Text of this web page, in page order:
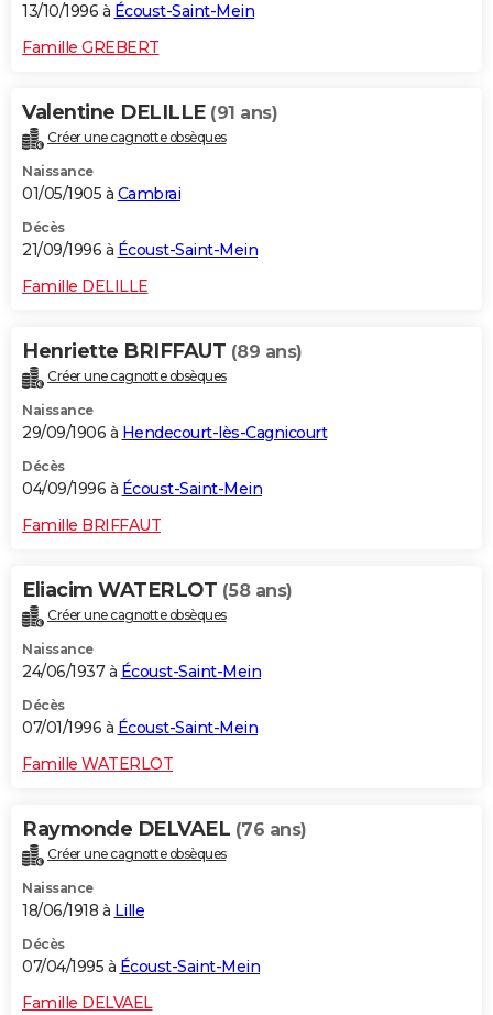
13/10/1996 à Écoust-Saint-Mein
Famille GREBERT
Valentine DELILLE (91 ans)
Créer une cagnotte obsèques
Naissance
01/05/1905 à Cambrai
Décès
21/09/1996 à Écoust-Saint-Mein
Famille DELILLE
Henriette BRIFFAUT (89 ans)
Créer une cagnotte obsèques
Naissance
29/09/1906 à Hendecourt-lès-Cagnicourt
Décès
04/09/1996 à Écoust-Saint-Mein
Famille BRIFFAUT
Eliacim WATERLOT (58 ans)
Créer une cagnotte obsèques
Naissance
24/06/1937 à Écoust-Saint-Mein
Décès
07/01/1996 à Écoust-Saint-Mein
Famille WATERLOT
Raymonde DELVAEL (76 ans)
Créer une cagnotte obsèques
Naissance
18/06/1918 à Lille
Décès
07/04/1995 à Écoust-Saint-Mein
Famille DELVAEL